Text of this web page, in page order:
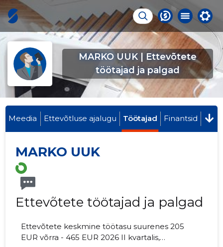
MARKO UUK | Ettevõtete
töötajad ja palgad
Meedia Ettevõtluse ajalugu Töötajad Finantsid
MARKO UUK
Ettevõtete töötajad ja palgad
Ettevõtete keskmine töötasu suurenes 205
EUR võrra - 465 EUR 2026 II kvartalis,